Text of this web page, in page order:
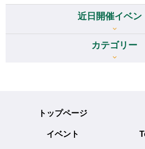
近日開催イベン
カテゴリー
トップページ
イベント